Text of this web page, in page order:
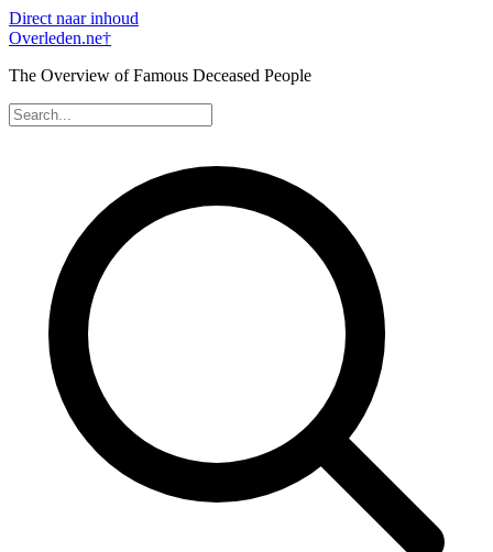
Direct naar inhoud
Overleden.ne†
The Overview of Famous Deceased People